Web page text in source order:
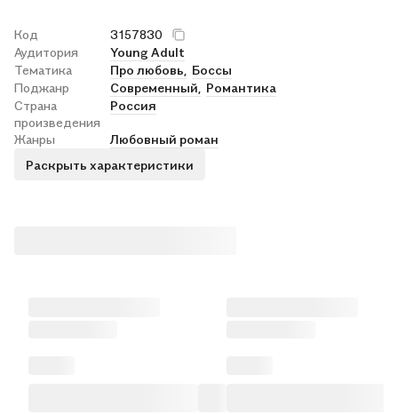
Код
3157830
Аудитория
Young Adult
Тематика
Про любовь,
Боссы
Поджанр
Современный,
Романтика
Страна
произведения
Россия
Жанры
Любовный роман
Раскрыть характеристики